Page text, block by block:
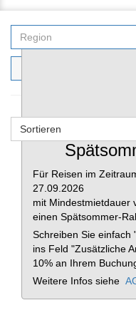
Region
Sortieren
Für Reisen im
27.09.2026
mit Mindestmietdauer
einen Spätsommer-
Schreiben Sie einfach
ins Feld "Zusätzliche
10% an Ihrem
Weitere Infos siehe